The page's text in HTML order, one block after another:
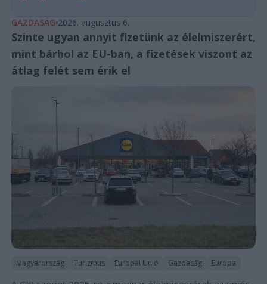
GAZDASÁG 2026. augusztus 6.
Szinte ugyan annyit fizetünk az élelmiszerért,
mint bárhol az EU-ban, a fizetések viszont az
átlag felét sem érik el
Magyarország Turizmus Európai Unió Gazdaság Európa